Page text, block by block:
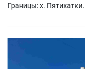
Границы: х. Пятихатки.